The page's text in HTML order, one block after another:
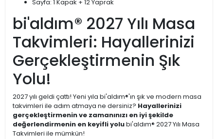
Sayfa: 1 Kapak + 12 Yaprak
bi'aldım® 2027 Yılı Masa
Takvimleri: Hayallerinizi
Gerçekleştirmenin Şık
Yolu!
2027 yılı geldi çattı! Yeni yıla bi'aldım®'ın şık ve modern masa
takvimleri ile adım atmaya ne dersiniz? Hayallerinizi
gerçekleştirmenin ve zamanınızı en iyi şekilde
değerlendirmenin en keyifli yolubi'aldım® 2027 Yılı Masa
Takvimleri ile mümkün!